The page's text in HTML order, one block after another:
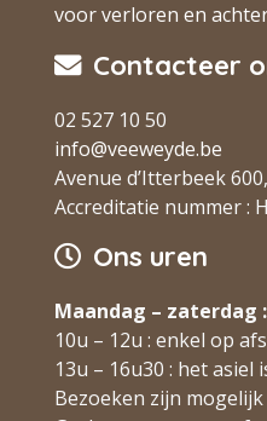
voor verloren en
Contacteer
02 527 10 50
info@veeweyde.be
Avenue d’Itterbeek
Accreditatie nummer :
Ons uren
Maandag – zaterdag :
10u – 12u : enkel op
13u – 16u30 : het
Bezoeken zijn